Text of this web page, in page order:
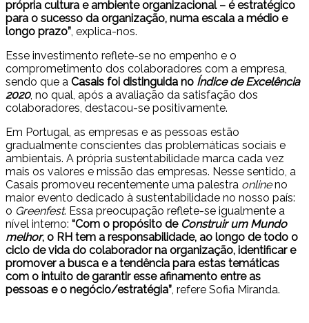
própria cultura e ambiente organizacional – é estratégico
para o sucesso da organização, numa escala a médio e
longo prazo”, explica-nos.
Esse investimento reflete-se no empenho e o
comprometimento dos colaboradores com a empresa,
sendo que a Casais foi distinguida no Índice de Excelência
2020, no qual, após a avaliação da satisfação dos
colaboradores, destacou-se positivamente.
Em Portugal, as empresas e as pessoas estão
gradualmente conscientes das problemáticas sociais e
ambientais. A própria sustentabilidade marca cada vez
mais os valores e missão das empresas. Nesse sentido, a
Casais promoveu recentemente uma palestra onlineno
maior evento dedicado à sustentabilidade no nosso país:
o Greenfest. Essa preocupação reflete-se igualmente a
nível interno: “Com o propósito de Construir um Mundo
melhor, o RH tem a responsabilidade, ao longo de todo o
ciclo de vida do colaborador na organização, identificar e
promover a busca e a tendência para estas temáticas
com o intuito de garantir esse afinamento entre as
pessoas e o negócio/estratégia”, refere Sofia Miranda.